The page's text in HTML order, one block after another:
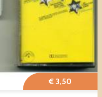
€ 3,50